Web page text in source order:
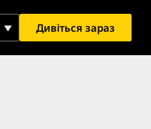
Дивіться зараз